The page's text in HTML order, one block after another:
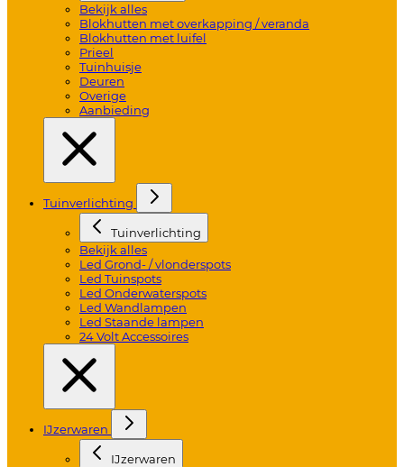
Bekijk alles
Blokhutten met overkapping / veranda
Blokhutten met luifel
Prieel
Tuinhuisje
Deuren
Overige
Aanbieding
Tuinverlichting
Tuinverlichting
Bekijk alles
Led Grond- / vlonderspots
Led Tuinspots
Led Onderwaterspots
Led Wandlampen
Led Staande lampen
24 Volt Accessoires
IJzerwaren
IJzerwaren